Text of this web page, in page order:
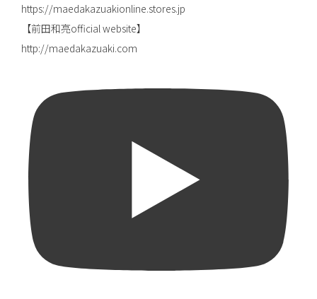
https://maedakazuakionline.stores.jp
【前田和亮official website】
http://maedakazuaki.com